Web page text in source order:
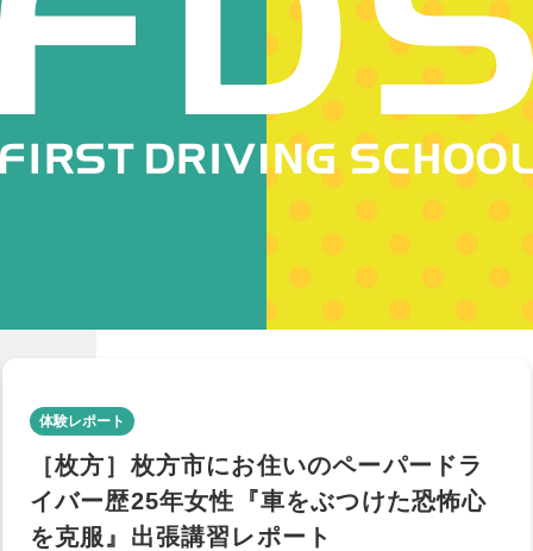
体験レポート
［枚方］枚方市にお住いのペーパードラ
イバー歴25年女性『車をぶつけた恐怖心
を克服』出張講習レポート